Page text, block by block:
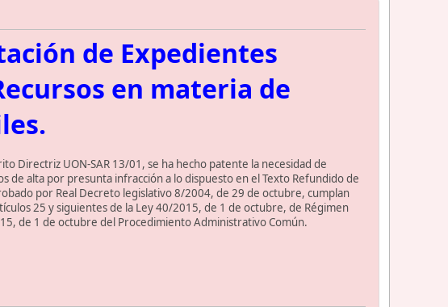
de Expedientes
en materia de
Directriz UON-SAR 13/01, se ha hecho patente la necesidad de
de alta por presunta infracción a lo dispuesto en el Texto Refundido de
por Real Decreto legislativo 8/2004, de 29 de octubre, cumplan
25 y siguientes de la Ley 40/2015, de 1 de octubre, de Régimen
de 1 de octubre del Procedimiento Administrativo Común.